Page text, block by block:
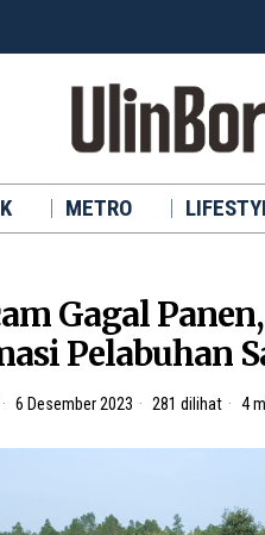
METRO
Gagal
Pelabuhan
6 Desember 2023 281 dilihat 4